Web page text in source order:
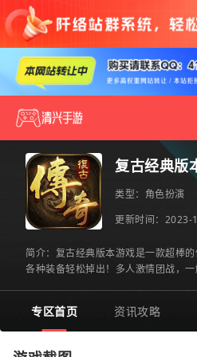
复古经典版
类型： 角色扮演
更新时间：2023-
简介：复古经典版本游戏是一款超棒的
各种装备轻松掉出！多人激情团战，
专区首页 资讯攻略